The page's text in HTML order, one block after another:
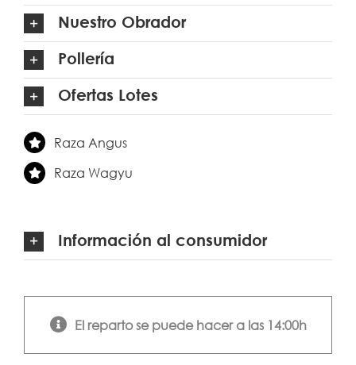
Nuestro Obrador
Pollería
Ofertas Lotes
Raza Angus
Raza Wagyu
Información al consumidor
El reparto se puede hacer a las 14:00h